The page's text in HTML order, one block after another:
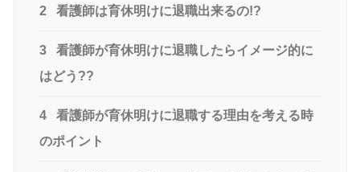
2 看護師は育休明けに退職出来るの!?
3
看護師が育休明けに退職したらイメージ的に
はどう??
4
看護師が育休明けに退職する理由を考える時
のポイント